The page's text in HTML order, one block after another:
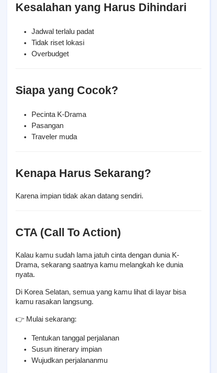
Kesalahan yang Harus Dihindari
Jadwal terlalu padat
Tidak riset lokasi
Overbudget
Siapa yang Cocok?
Pecinta K-Drama
Pasangan
Traveler muda
Kenapa Harus Sekarang?
Karena impian tidak akan datang sendiri.
CTA (Call To Action)
Kalau kamu sudah lama jatuh cinta dengan dunia K-
Drama, sekarang saatnya kamu melangkah ke dunia
nyata.
Di Korea Selatan, semua yang kamu lihat di layar bisa
kamu rasakan langsung.
👉 Mulai sekarang:
Tentukan tanggal perjalanan
Susun itinerary impian
Wujudkan perjalananmu